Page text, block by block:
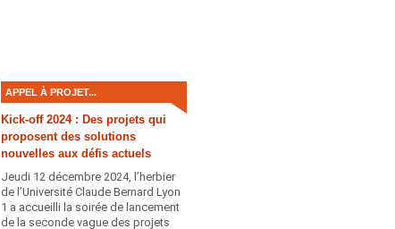
APPEL À PROJET...
Kick-off 2024 : Des projets qui
proposent des solutions
nouvelles aux défis actuels
Jeudi 12 décembre 2024, l’herbier
de l’Université Claude Bernard Lyon
1 a accueilli la soirée de lancement
de la seconde vague des projets